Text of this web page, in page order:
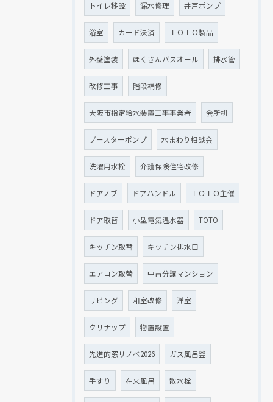
トイレ移設 漏水修理 井戸ポンプ
浴室 カード決済 ＴＯＴＯ製品
外壁塗装 ほくさんバスオール 排水管
改修工事 階段補修
大阪市指定給水装置工事事業者 会所枡
ブースターポンプ 水まわり相談会
洗濯用水栓 介護保険住宅改修
ドアノブ ドアハンドル ＴＯＴＯ主催
ドア取替 小型電気温水器 TOTO
キッチン取替 キッチン排水口
エアコン取替 中古分譲マンション
リビング 和室改修 洋室
クリナップ 物置設置
先進的窓リノベ2026 ガス風呂釜
手すり 在来風呂 散水栓